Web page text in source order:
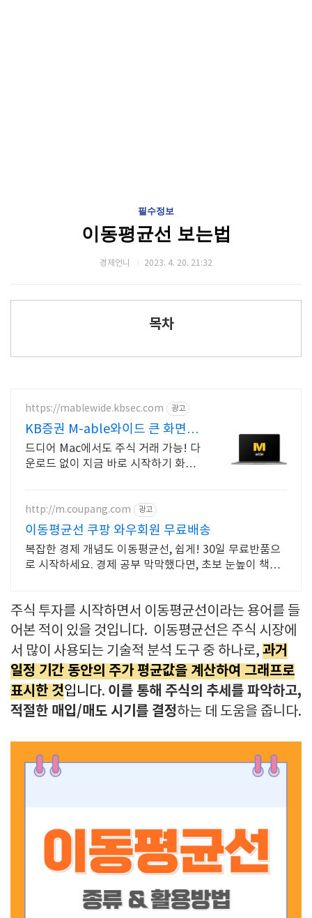
필수정보
이동평균선 보는법
경제언니 2023. 4. 20. 21:32
목차
https://mablewide.kbsec.com 광고
KB증권 M-able와이드 큰 화면으
로, 언제 어디서나
드디어 Mac에서도 주식 거래 가능! 다
운로드 없이 지금 바로 시작하기 화면
http://m.coupang.com 광고
이동평균선 쿠팡 와우회원 무료배송
복잡한 경제 개념도 이동평균선, 쉽게! 30일 무료반품으
로 시작하세요. 경제 공부 막막했다면, 초보 눈높이 책으
주식 투자를 시작하면서 이동평균선이라는 용어를 들
어본 적이 있을 것입니다. 이동평균선은 주식 시장에
서 많이 사용되는 기술적 분석 도구 중 하나로, 과거
일정 기간 동안의 주가 평균값을 계산하여 그래프로
표시한 것입니다. 이를 통해 주식의 추세를 파악하고,
적절한 매입/매도 시기를 결정하는 데 도움을 줍니다.